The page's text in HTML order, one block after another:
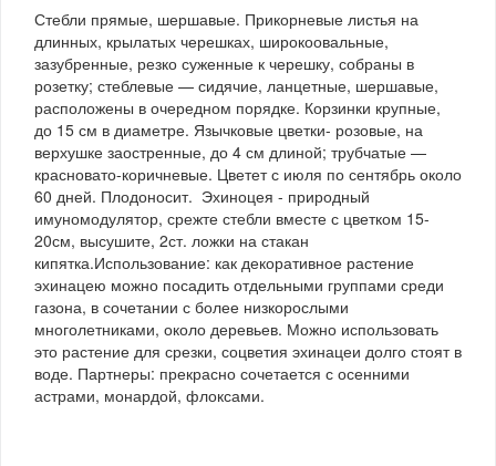
Стебли прямые, шершавые. Прикорневые листья на
длинных, крылатых черешках, широкоовальные,
зазубренные, резко суженные к черешку, собраны в
розетку; стеблевые — сидячие, ланцетные, шершавые,
расположены в очередном порядке. Корзинки крупные,
до 15 см в диаметре. Язычковые цветки- розовые, на
верхушке заостренные, до 4 см длиной; трубчатые —
красновато-коричневые. Цветет с июля по сентябрь около
60 дней. Плодоносит. Эхиноцея - природный
имуномодулятор, срежте стебли вместе с цветком 15-
20см, высушите, 2ст. ложки на стакан
кипятка.Использование: как декоративное растение
эхинацею можно посадить отдельными группами среди
газона, в сочетании с более низкорослыми
многолетниками, около деревьев. Можно использовать
это растение для срезки, соцветия эхинацеи долго стоят в
воде. Партнеры: прекрасно сочетается с осенними
астрами, монардой, флоксами.